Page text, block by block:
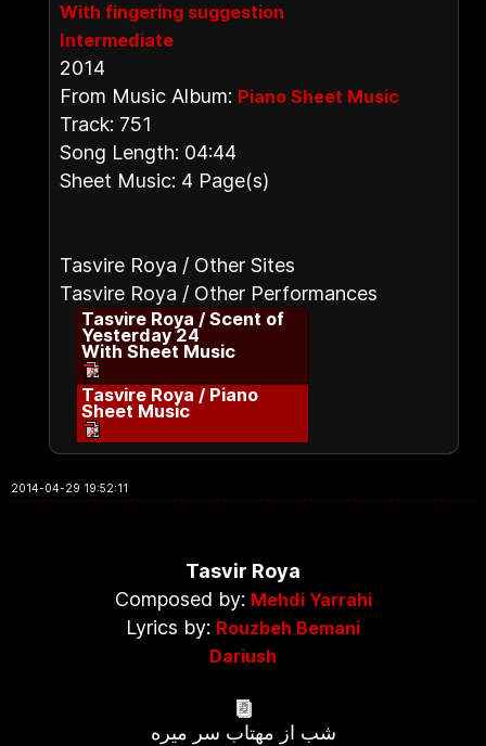
With fingering suggestion
Intermediate
2014
From Music Album: Piano Sheet Music
Track: 751
Song Length: 04:44
Sheet Music: 4 Page(s)
Tasvire Roya / Other Sites
Tasvire Roya / Other Performances
Tasvire Roya / Scent of
Yesterday 24
With Sheet Music
Tasvire Roya / Piano
Sheet Music
2014-04-29 19:52:11
Tasvir Roya
Composed by: Mehdi Yarrahi
Lyrics by: Rouzbeh Bemani
Dariush
شب از مهتاب سر میره